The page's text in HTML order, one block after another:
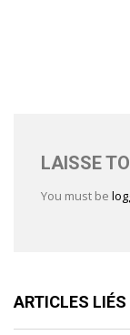
LAISSE
You must be
ARTICLES LIÉS